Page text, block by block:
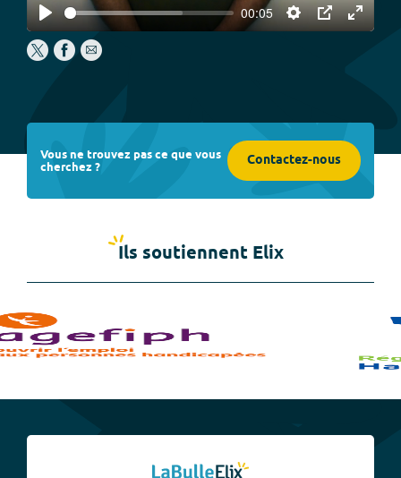
Play
00:05
Settings
PIP
Enter
Vous ne trouvez pas ce que vous
cherchez ? Contactez-nous
Ils soutiennent Elix